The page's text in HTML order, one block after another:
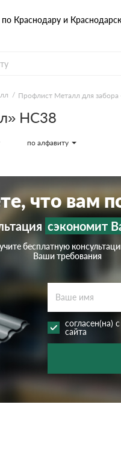
по Краснодару и
грядок
Профлист Металл для
НС38
по алфавиту
что вам
сэкономит
бесплатную
Ваши требования
согласен(на) с
сайта